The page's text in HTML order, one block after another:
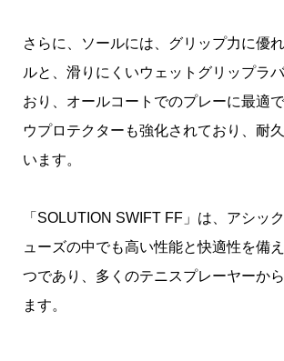
さらに、ソールには、グリップ力に優
ルと、滑りにくいウェットグリップラ
おり、オールコートでのプレーに最適
ウプロテクターも強化されており、耐
います。
「SOLUTION SWIFT FF」は、アシッ
ューズの中でも高い性能と快適性を備
つであり、多くのテニスプレーヤーか
ます。